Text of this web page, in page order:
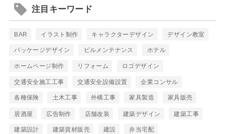
注目キーワード
BAR イラスト制作 キャラクターデザイン デザイン教室
パッケージデザイン ビルメンテナンス ホテル
ホームページ制作 リフォーム ロゴデザイン
交通安全施工工事 交通安全設備設置 企業コンサル
各種保険 土木工事 外構工事 家具製造 家具販売
居酒屋 広告制作 店舗改装 建築デザイン 建築工事
建築設計 建築資材販売 建設 弁当宅配